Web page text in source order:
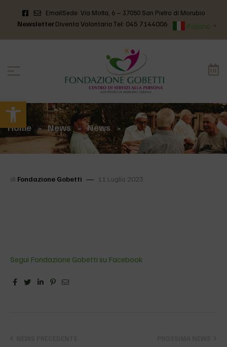
Apri la barra degli strumenti
EmailSede: Via Motta, 6 – 37050 San Pietro di Morubio
NewsletterDiventa VolontarioTel: 045 7144006 Italiano ▼
Home > News > News >
di Fondazione Gobetti 11 Luglio 2023
Segui Fondazione Gobetti su Facebook
FacebookTwitterLinkedinPinterest
Email